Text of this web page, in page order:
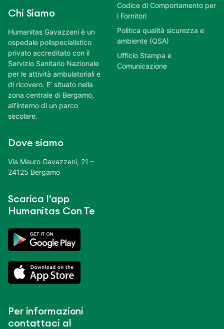
Chi Siamo
Humanitas Gavazzeni è un
ospedale polispecialistico
privato accreditato con il
Servizio Sanitario Nazionale
per le attività ambulatoriali e
di ricovero. E’ situato nella
zona centrale di Bergamo,
all’interno di un parco
secolare.
Dove siamo
Via Mauro Gavazzeni, 21 –
24125 Bergamo
Scarica l’app
Humanitas Con Te
Per informazioni
contattaci al
Codice di Comportamento per
i Fornitori
Politica qualità sicurezza e
ambiente (QSA)
Ufficio Stampa e
Comunicazione